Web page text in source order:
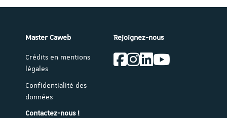
Master Caweb
Crédits en mentions
légales
Confidentialité des
données
Rejoignez-nous
Contactez-nous !